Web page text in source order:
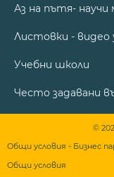
Аз на пътя-
Листовки - видео
Учебни школи
Често задавани
©
Общи условия - Бизнес
Общи условия